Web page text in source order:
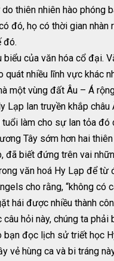
thiên nhiên hào
đó, họ có thời gian
đó.
của văn hóa cổ đại.
nhiều lĩnh vực khác
một vùng đất Âu – Á
Lạp lan truyền khắp
làm cho sự lan tỏa
Tây sớm hơn hai
đã biết đứng trên vai
văn hoá Hy Lạp để
cho rằng, “không có
hái được nhiều thành
hỏi này, chúng ta
bạn đọc lịch sử triết học
vẻ hùng ca và bi tráng